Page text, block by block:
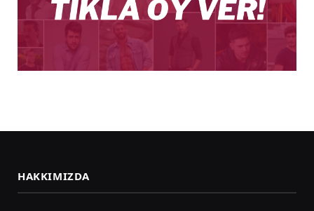
HAKKIMIZDA